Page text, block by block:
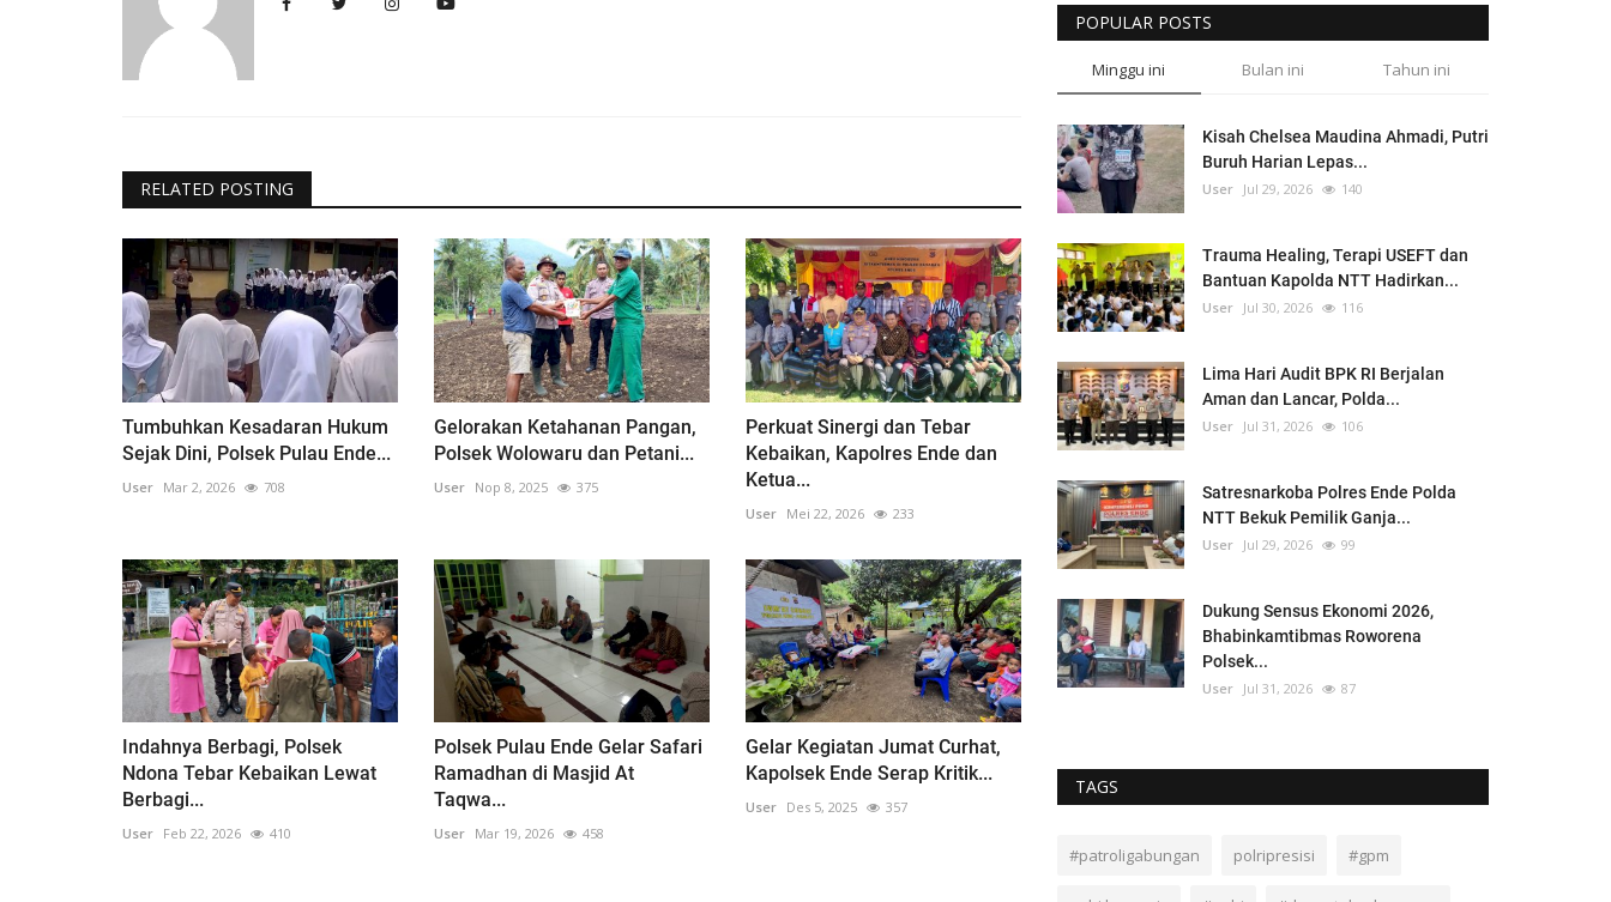
RELATED POSTING
Tumbuhkan Kesadaran Hukum
Sejak Dini, Polsek Pulau Ende...
User Mar 2, 2026 708
Gelorakan Ketahanan Pangan,
Polsek Wolowaru dan Petani...
User Nop 8, 2025 375
Perkuat Sinergi dan Tebar
Kebaikan, Kapolres Ende dan
Ketua...
User Mei 22, 2026 233
Indahnya Berbagi, Polsek
Ndona Tebar Kebaikan Lewat
Berbagi...
User Feb 22, 2026 410
Polsek Pulau Ende Gelar Safari
Ramadhan di Masjid At
Taqwa...
User Mar 19, 2026 458
Gelar Kegiatan Jumat Curhat,
Kapolsek Ende Serap Kritik...
User Des 5, 2025 357
POPULAR POSTS
Minggu ini Bulan ini Tahun ini
Kisah Chelsea Maudina Ahmadi, Putri
Buruh Harian Lepas...
User Jul 29, 2026 140
Trauma Healing, Terapi USEFT dan
Bantuan Kapolda NTT Hadirkan...
User Jul 30, 2026 116
Lima Hari Audit BPK RI Berjalan
Aman dan Lancar, Polda...
User Jul 31, 2026 106
Satresnarkoba Polres Ende Polda
NTT Bekuk Pemilik Ganja...
User Jul 29, 2026 99
Dukung Sensus Ekonomi 2026,
Bhabinkamtibmas Roworena
Polsek...
User Jul 31, 2026 87
TAGS
#patroligabungan polripresisi #gpm